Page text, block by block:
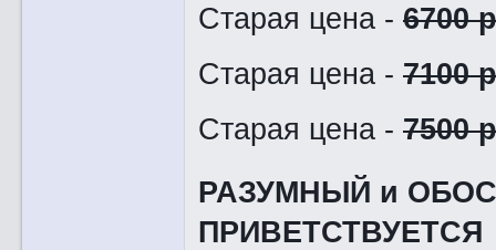
Старая цена - 6700
Старая цена - 7100
Старая цена - 7500
РАЗУМНЫЙ и